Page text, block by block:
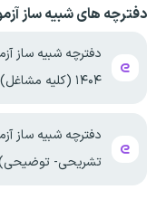
دفترچه های شبیه ساز
دفترچه شبیه ساز
۱۴۰۴ (کلیه مشاغل)
دفترچه شبیه ساز
تشریحی-